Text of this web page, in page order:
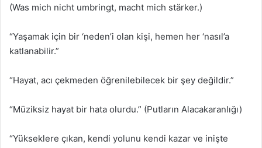
(Was mich nicht umbringt, macht mich stärker.)
“Yaşamak için bir ‘neden’i olan kişi, hemen her ‘nasıl’a
katlanabilir.”
“Hayat, acı çekmeden öğrenilebilecek bir şey değildir.”
“Müziksiz hayat bir hata olurdu.” (Putların Alacakaranlığı)
“Yükseklere çıkan, kendi yolunu kendi kazar ve inişte